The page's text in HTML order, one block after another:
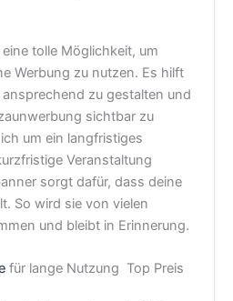
eine tolle Möglichkeit, um
Werbung zu nutzen. Es hilft
zu gestalten und
sichtbar zu
um ein langfristiges
Veranstaltung
sorgt dafür, dass deine
So wird sie von vielen
und bleibt in Erinnerung.
für lange Nutzung Top Preis